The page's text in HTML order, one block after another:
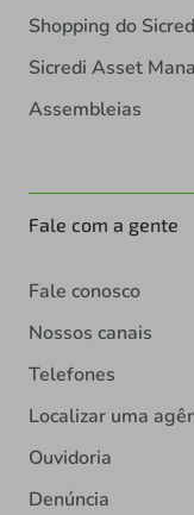
Shopping do
Sicredi Asset
Assembleias
Fale com a gente
Fale conosco
Nossos canais
Telefones
Localizar uma
Ouvidoria
Denúncia